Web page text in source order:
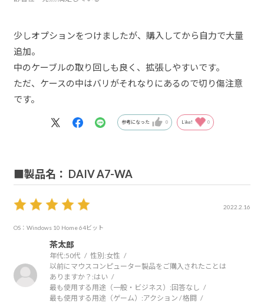
少しオプションをつけましたが、購入してから自力で大量
追加。
中のケーブルの取り回しも良く、拡張しやすいです。
ただ、ケースの中はバリがそれなりにあるので切り傷注意
です。
参考になった 0 Like! 0
■製品名： DAIV A7-WA
2022.2.16
OS：Windows 10 Home 64ビット
茶太郎
年代:50代 性別:女性
以前にマウスコンピューター製品をご購入されたことは
ありますか？:はい
最も使用する用途（一般・ビジネス）:回答なし
最も使用する用途（ゲーム）:アクション / 格闘